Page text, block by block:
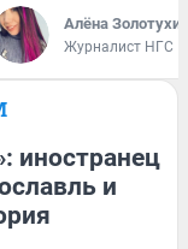
Алёна
Журналист НГС
иностранец
и